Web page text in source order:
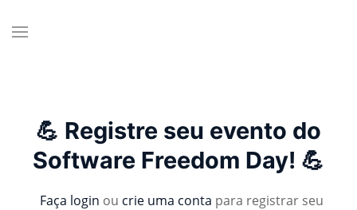
💪 Registre seu evento do
Software Freedom Day! 💪
Faça login ou crie uma conta para registrar seu